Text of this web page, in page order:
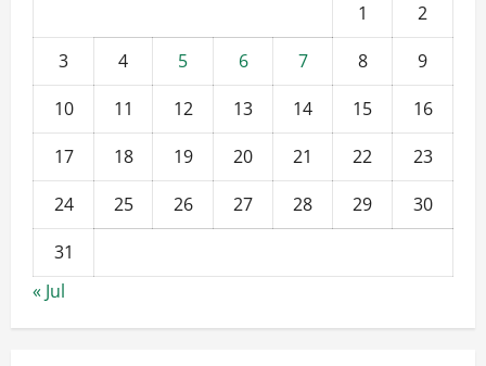
1
2
3
4 5 6 7 8
9
10
11 12 13 14 15
16
17
18 19 20 21 22
23
24
25 26 27 28 29
30
31
« Jul